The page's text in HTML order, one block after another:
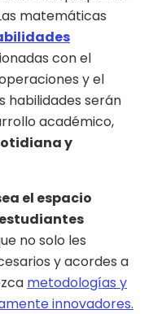
matemáticas
con el
y el
habilidades serán
académico,
y
el espacio
no solo les
y acordes a
metodologías y
innovadores.